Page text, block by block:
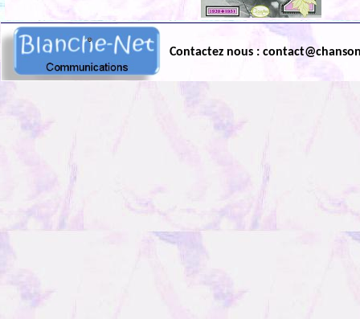
Contactez nous :